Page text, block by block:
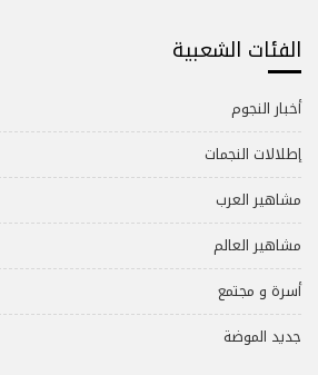
الفئات الشعبية
أخبار النجوم
إطلالات النجمات
مشاهير العرب
مشاهير العالم
أسرة و مجتمع
جديد الموضة